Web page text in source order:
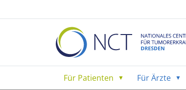
Für Patienten Für Ärzte